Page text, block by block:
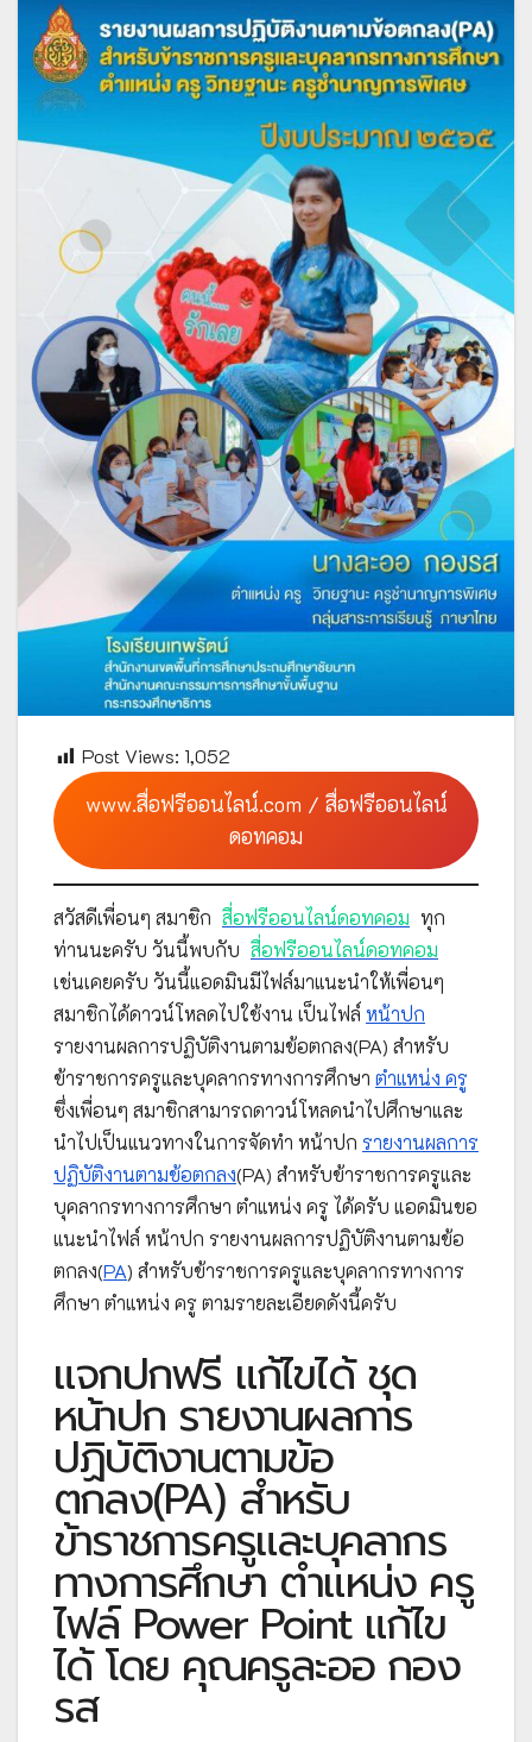
Post Views: 1,052
www.สื่อฟรีออนไลน์.com / สื่อฟรีออนไลน์
ดอทคอม
สวัสดีเพื่อนๆ สมาชิก สื่อฟรีออนไลน์ดอทคอม ทุก
ท่านนะครับ วันนี้พบกับ สื่อฟรีออนไลน์ดอทคอม
เช่นเคยครับ วันนี้แอดมินมีไฟล์มาแนะนำให้เพื่อนๆ
สมาชิกได้ดาวน์โหลดไปใช้งาน เป็นไฟล์ หน้าปก
รายงานผลการปฏิบัติงานตามข้อตกลง(PA) สำหรับ
ข้าราชการครูและบุคลากรทางการศึกษา ตำแหน่ง ครู
ซึ่งเพื่อนๆ สมาชิกสามารถดาวน์โหลดนำไปศึกษาและ
นำไปเป็นแนวทางในการจัดทำ หน้าปก รายงานผลการ
ปฏิบัติงานตามข้อตกลง(PA) สำหรับข้าราชการครูและ
บุคลากรทางการศึกษา ตำแหน่ง ครู ได้ครับ แอดมินขอ
แนะนำไฟล์ หน้าปก รายงานผลการปฏิบัติงานตามข้อ
ตกลง(PA) สำหรับข้าราชการครูและบุคลากรทางการ
ศึกษา ตำแหน่ง ครู ตามรายละเอียดดังนี้ครับ
แจกปกฟรี แก้ไขได้ ชุด
หน้าปก รายงานผลการ
ปฏิบัติงานตามข้อ
ตกลง(PA) สำหรับ
ข้าราชการครูและบุคลากร
ทางการศึกษา ตำแหน่ง ครู
ไฟล์ Power Point แก้ไข
ได้ โดย คุณครูละออ กอง
รส